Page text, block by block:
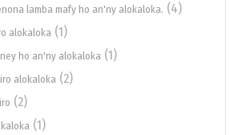
lamba mafy ho an'ny alokaloka. (4)
alokaloka (1)
ho an'ny alokaloka (1)
alokaloka (2)
(2)
(1)